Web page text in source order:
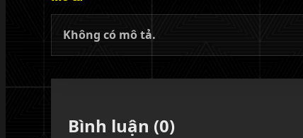
Không có mô tả.
Bình luận (0)